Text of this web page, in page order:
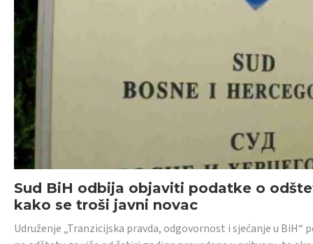
Sud BiH odbija objaviti podatke o
kako se troši javni novac
Udruženje „Tranzicijska pravda, odgovornost i sjećanje u